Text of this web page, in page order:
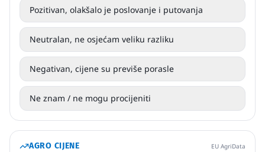
Pozitivan, olakšalo je poslovanje i putovanja
Neutralan, ne osjećam veliku razliku
Negativan, cijene su previše porasle
Ne znam / ne mogu procijeniti
AGRO CIJENE EU AgriData